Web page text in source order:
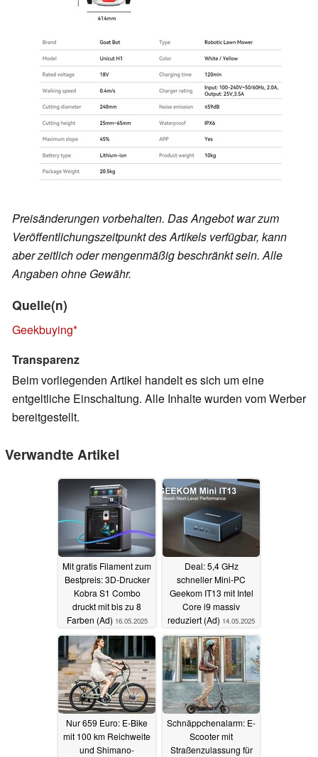
Preisänderungen vorbehalten. Das Angebot war zum
Veröffentlichungszeitpunkt des Artikels verfügbar, kann
aber zeitlich oder mengenmäßig beschränkt sein. Alle
Angaben ohne Gewähr.
Quelle(n)
Geekbuying
Transparenz
Beim vorliegenden Artikel handelt es sich um eine
entgeltliche Einschaltung. Alle Inhalte wurden vom Werber
bereitgestellt.
Verwandte Artikel
Mit gratis Filament zum
Bestpreis: 3D-Drucker
Kobra S1 Combo
druckt mit bis zu 8
Farben (Ad) 16.05.2025
Deal: 5,4 GHz
schneller Mini-PC
Geekom IT13 mit Intel
Core i9 massiv
reduziert (Ad) 14.05.2025
Nur 659 Euro: E-Bike
mit 100 km Reichweite
und Shimano-
Schnäppchenalarm: E-
Scooter mit
Straßenzulassung für